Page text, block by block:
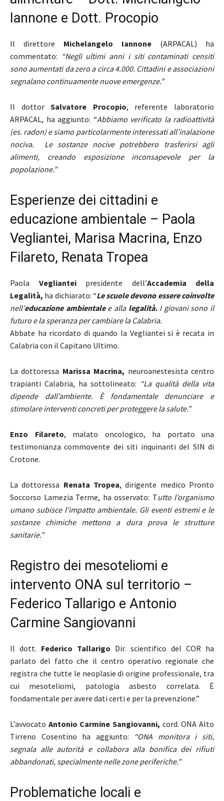
Iannone e Dott. Procopio
Il direttore Michelangelo Iannone (ARPACAL) ha
commentato: “Negli ultimi anni i siti contaminati censiti
sono aumentati da zero a circa 4.000. Cittadini e associazioni
segnalano continuamente nuove emergenze.”
Il dottorSalvatore Procopio, referente laboratorio
ARPACAL, ha aggiunto: “Abbiamo verificato la radioattività
(es. radon) e siamo particolarmente interessati all’inalazione
nociva. Le sostanze nocive potrebbero trasferirsi agli
alimenti, creando esposizione inconsapevole per la
popolazione.”
Esperienze dei cittadini e
educazione ambientale – Paola
Vegliantei, Marisa Macrina, Enzo
Filareto, Renata Tropea
Paola Veglianteipresidente dell’Accademia della
Legalità, ha dichiarato: “Le scuole devono essere coinvolte
nell’educazione ambientale e alla legalità.I giovani sono il
futuro e la speranza per cambiare la Calabria.
Abbate ha ricordato di quando la Vegliantei si è recata in
Calabria con il Capitano Ultimo.
La dottoressa Marissa Macrina, neuroanestesista centro
trapianti Calabria, ha sottolineato: “La qualità della vita
dipende dall’ambiente. È fondamentale denunciare e
stimolare interventi concreti per proteggere la salute.”
Enzo Filareto, malato oncologico, ha portato una
testimonianza commovente dei siti inquinanti del SIN di
Crotone.
La dottoressa Renata Tropea, dirigente medico Pronto
Soccorso Lamezia Terme, ha osservato: Tutto l’organismo
umano subisce l’impatto ambientale. Gli eventi estremi e le
sostanze chimiche mettono a dura prova le strutture
sanitarie.”
Registro dei mesoteliomi e
intervento ONA sul territorio –
Federico Tallarigo e Antonio
Carmine Sangiovanni
Il dott. Federico Tallarigo Dir. scientifico del COR ha
parlato del fatto che il centro operativo regionale che
registra che tutte le neoplasie di origine professionale, tra
cui mesoteliomi, patologia asbesto correlata. È
fondamentale per avere dati certi e per la prevenzione.”
L’avvocato Antonio Carmine Sangiovanni, cord. ONA Alto
Tirreno Cosentino ha aggiunto:
“ONA monitora i siti,
segnala alle autorità e collabora alla bonifica dei rifiuti
abbandonati, specialmente nelle zone periferiche.”
Problematiche locali e